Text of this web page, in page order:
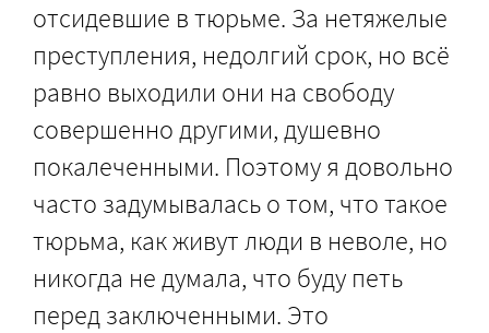
отсидевшие в тюрьме. За нетяжелые
преступления, недолгий срок, но всё
равно выходили они на свободу
совершенно другими, душевно
покалеченными. Поэтому я довольно
часто задумывалась о том, что такое
тюрьма, как живут люди в неволе, но
никогда не думала, что буду петь
перед заключенными. Это